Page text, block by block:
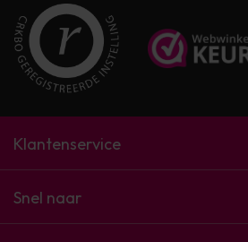
Klantenservice
Snel naar